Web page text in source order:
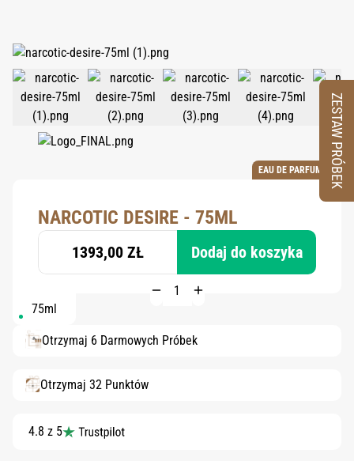
EAU DE PARFUM
NARCOTIC DESIRE - 75ML
1393,00 ZŁ Dodaj do koszyka
75ml
Otrzymaj 6 Darmowych Próbek
Otrzymaj 32 Punktów
4.8 z 5
ZESTAW PRÓBEK